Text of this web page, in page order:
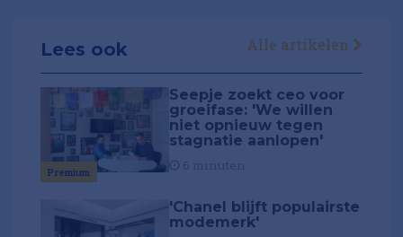
Lees ook Alle artikelen
Premium
Seepje zoekt ceo voor
groeifase: 'We willen
niet opnieuw tegen
stagnatie aanlopen'
'Chanel blijft populairste
modemerk'